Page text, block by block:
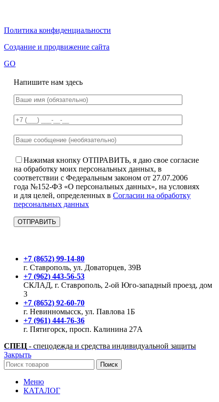
Политика конфиденциальности
Создание и продвижение сайта
GO
Напишите нам здесь
Нажимая кнопку ОТПРАВИТЬ, я даю свое согласие
на обработку моих персональных данных, в
соответствии с Федеральным законом от 27.07.2006
года №152-ФЗ «О персональных данных», на условиях
и для целей, определенных в Согласии на обработку
персональных данных
+7 (8652) 99-14-80
г. Ставрополь, ул. Доваторцев, 39В
+7 (962) 443-56-53
СКЛАД, г. Ставрополь, 2-ой Юго-западный проезд, дом
3
+7 (8652) 92-60-70
г. Невинномысск, ул. Павлова 1Б
+7 (961) 444-76-36
г. Пятигорск, просп. Калинина 27А
СПЕЦ - спецодежда и средства индивидуальной защиты
Закрыть
Поиск
Меню
КАТАЛОГ